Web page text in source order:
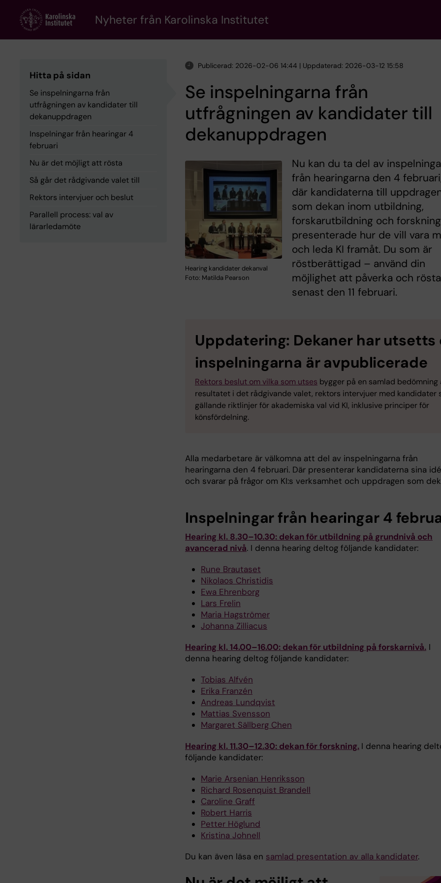
content
Nyheter från Karolinska Institutet
Hitta på sidan
Se inspelningarna från
utfrågningen av kandidater till
dekanuppdragen
Inspelningar från hearingar 4
februari
Nu är det möjligt att rösta
Så går det rådgivande valet till
Rektors intervjuer och beslut
Parallell process: val av
lärarledamöte
Publicerad: 2026-02-06 14:44 | Uppdaterad: 2026-03-12 15:58
Se inspelningarna från
utfrågningen av kandidater till
dekanuppdragen
Hearing kandidater dekanval
Foto: Matilda Pearson
Nu kan du ta del av
från hearingarna den 4
där kandidaterna till
som dekan inom utbildning,
forskarutbildning och forskning
presenterade hur de vill vara
och leda KI framåt. Du som är
röstberättigad – använd din
möjlighet att påverka och rösta
senast den 11 februari.
Uppdatering: Dekaner har utsetts
inspelningarna är avpublicerade
Rektors beslut om vilka som utses bygger på en samlad bedömning
resultatet i det rådgivande valet, rektors intervjuer med kandidater
gällande riktlinjer för akademiska val vid KI, inklusive principer för
könsfördelning.
Alla medarbetare är välkomna att del av inspelningarna från
hearingarna den 4 februari. Där presenterar kandidaterna sina
och svarar på frågor om KI:s verksamhet och uppdragen som
Inspelningar från hearingar 4
Hearing kl. 8.30–10.30: dekan för utbildning på grundnivå och
avancerad nivå. I denna hearing deltog följande kandidater:
Rune Brautaset
Nikolaos Christidis
Ewa Ehrenborg
Lars Frelin
Maria Hagströmer
Johanna Zilliacus
Hearing kl. 14.00–16.00: dekan för utbildning på forskarnivå. I
denna hearing deltog följande kandidater:
Tobias Alfvén
Erika Franzén
Andreas Lundqvist
Mattias Svensson
Margaret Sällberg Chen
Hearing kl. 11.30–12.30: dekan för forskning. I denna hearing
följande kandidater:
Marie Arsenian Henriksson
Richard Rosenquist Brandell
Caroline Graff
Robert Harris
Petter Höglund
Kristina Johnell
Du kan även läsa en samlad presentation av alla kandidater.